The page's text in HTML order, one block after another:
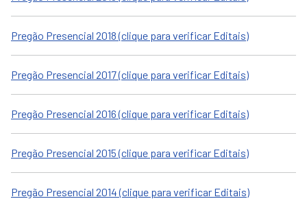
Pregão Presencial 2018 (clique para verificar Editais)
Pregão Presencial 2017 (clique para verificar Editais)
Pregão Presencial 2016 (clique para verificar Editais)
Pregão Presencial 2015 (clique para verificar Editais)
Pregão Presencial 2014 (clique para verificar Editais)